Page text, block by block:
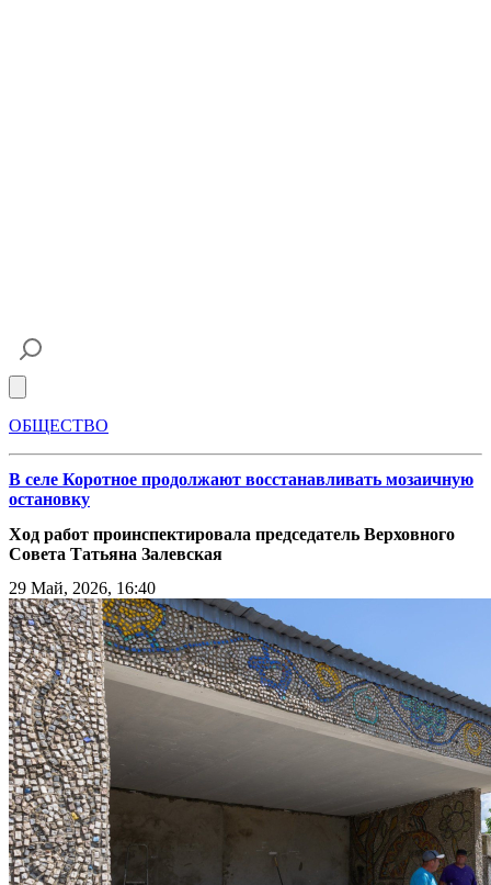
ОБЩЕСТВО
В селе Коротное продолжают восстанавливать мозаичную
остановку
Ход работ проинспектировала председатель Верховного
Совета Татьяна Залевская
29 Май, 2026, 16:40